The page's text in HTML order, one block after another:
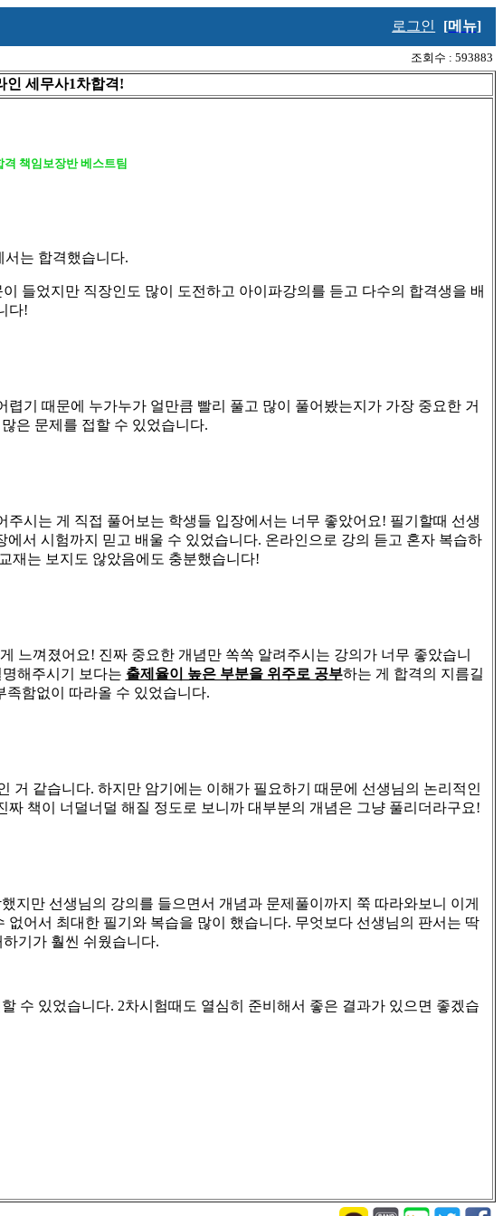
로그인 [메뉴]
조회수 : 593883
인 세무사1차합격!
격 책임보장반 베스트팀
서는 합격했습니다.
들었지만 직장인도 많이 도전하고 아이파강의를 듣고 다수의 합격생을 배
다!
렵기 때문에 누가누가 얼만큼 빨리 풀고 많이 풀어봤는지가 가장 중요한 거
은 문제를 접할 수 있었습니다.
시는 게 직접 풀어보는 학생들 입장에서는 너무 좋았어요! 필기할때 선생
서 시험까지 믿고 배울 수 있었습니다. 온라인으로 강의 듣고 혼자 복습하
재는 보지도 않았음에도 충분했습니다!
느껴졌어요! 진짜 중요한 개념만 쏙쏙 알려주시는 강의가 너무 좋았습니
해주시기 보다는 출제율이 높은 부분을 위주로 공부하는 게 합격의 지름길
족함없이 따라올 수 있었습니다.
거 같습니다. 하지만 암기에는 이해가 필요하기 때문에 선생님의 논리적인
짜 책이 너덜너덜 해질 정도로 보니까 대부분의 개념은 그냥 풀리더라구요!
지만 선생님의 강의를 들으면서 개념과 문제풀이까지 쭉 따라와보니 이게
없어서 최대한 필기와 복습을 많이 했습니다. 무엇보다 선생님의 판서는 딱
기가 훨씬 쉬웠습니다.
수 있었습니다. 2차시험때도 열심히 준비해서 좋은 결과가 있으면 좋겠습